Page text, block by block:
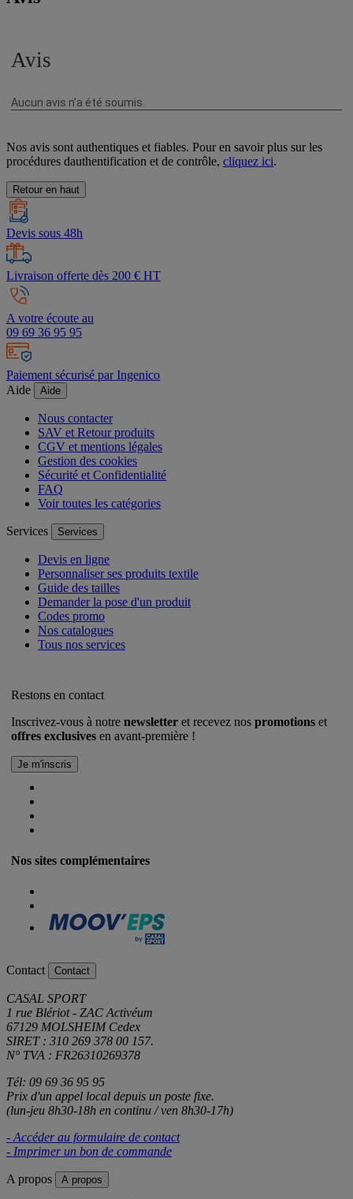
Nos avis sont authentiques et fiables. Pour en savoir plus sur les
procédures dauthentification et de contrôle, cliquez ici.
Retour en haut
Devis sous 48h
Livraison offerte dès 200 € HT
A votre écoute au
09 69 36 95 95
Paiement sécurisé par Ingenico
Aide
Aide
Nous contacter
SAV et Retour produits
CGV et mentions légales
Gestion des cookies
Sécurité et Confidentialité
FAQ
Voir toutes les catégories
Services Services
Devis en ligne
Personnaliser ses produits textile
Guide des tailles
Demander la pose d'un produit
Codes promo
Nos catalogues
Tous nos services
Restons en contact
Inscrivez-vous à notre newsletter et recevez nos promotions et
offres exclusives en avant-première !
Nos sites complémentaires
Contact Contact
CASAL SPORT
1 rue Blériot - ZAC Activéum
67129 MOLSHEIM Cedex
SIRET : 310 269 378 00 157.
N° TVA : FR26310269378
Tél: 09 69 36 95 95
Prix d'un appel local depuis un poste fixe.
(lun-jeu 8h30-18h en continu / ven 8h30-17h)
- Accéder au formulaire de contact
- Imprimer un bon de commande
A propos A propos